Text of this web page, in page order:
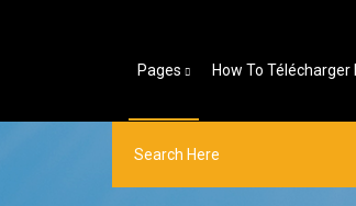
Pages How To